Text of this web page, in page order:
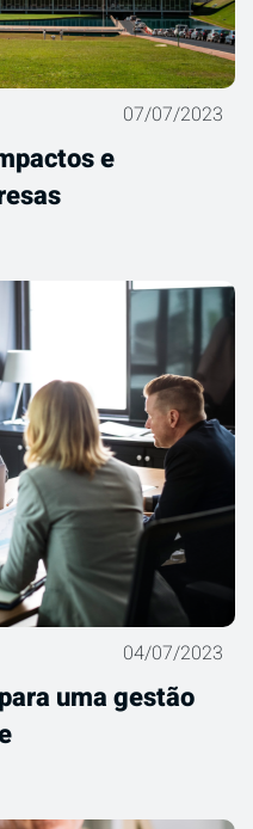
07/07/2023
e
04/07/2023
uma gestão